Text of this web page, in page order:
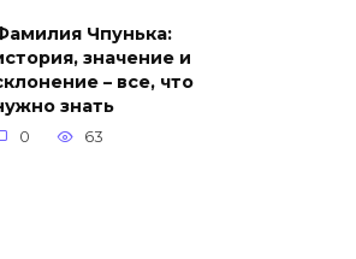
Чпунька:
значение и
– все, что
знать
0 63